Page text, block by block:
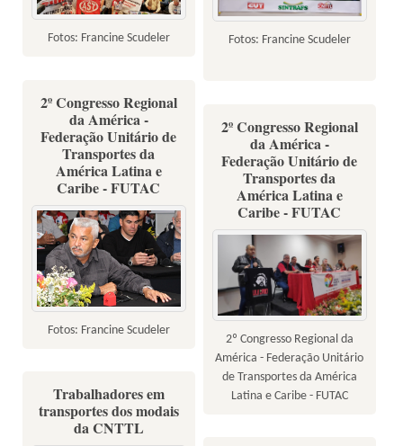
Fotos: Francine Scudeler Fotos: Francine Scudeler
2º Congresso Regional
da América -
Federação Unitário de
Transportes da
América Latina e
Caribe - FUTAC
Fotos: Francine Scudeler
2º Congresso Regional
da América -
Federação Unitário de
Transportes da
América Latina e
Caribe - FUTAC
2º Congresso Regional da
América - Federação Unitário
de Transportes da América
Latina e Caribe - FUTAC
Trabalhadores em
transportes dos modais
da CNTTL